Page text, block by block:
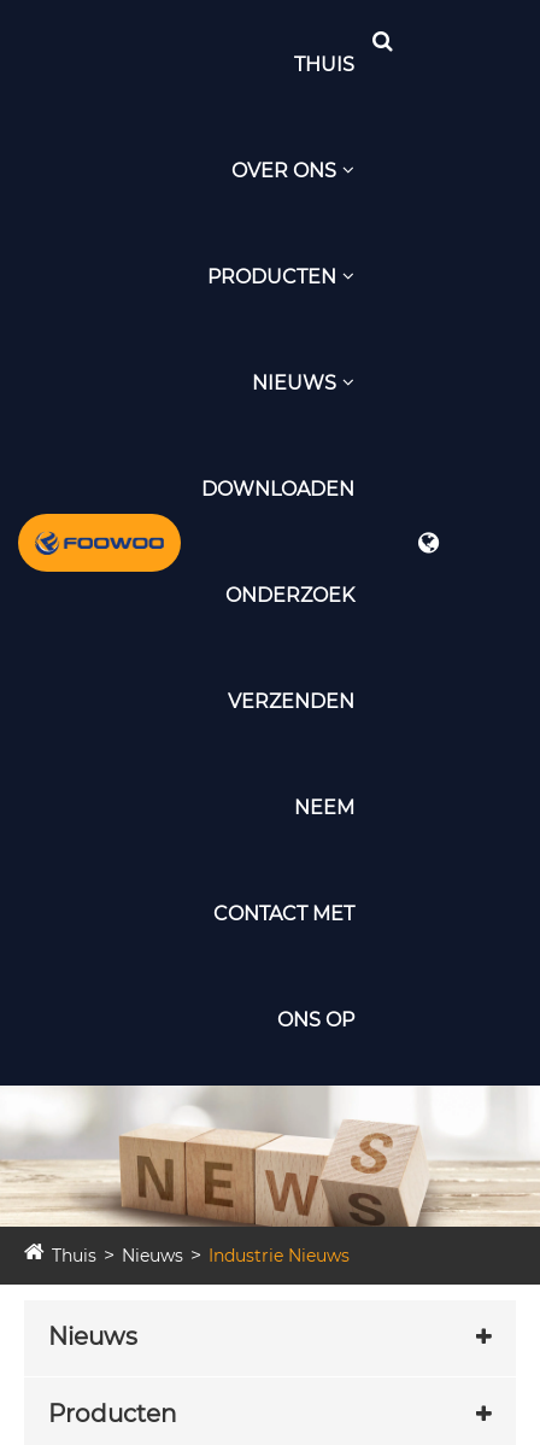
THUIS
OVER ONS
PRODUCTEN
NIEUWS
DOWNLOADEN
ONDERZOEK
VERZENDEN
NEEM
CONTACT MET
ONS OP
Thuis Nieuws Industrie Nieuws
Nieuws
Producten